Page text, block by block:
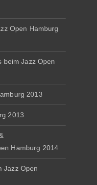
Open Hamburg
beim Jazz Open
2013
2013
Hamburg 2014
Jazz Open